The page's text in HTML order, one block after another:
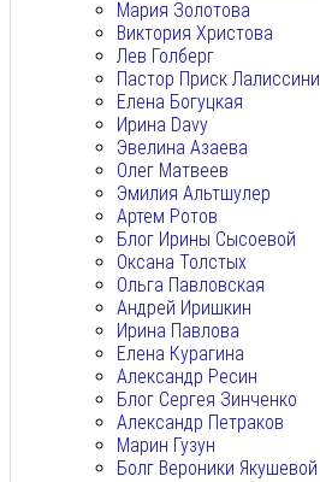
Мария Золотова
Виктория Христова
Лев Голберг
Пастор Приск Лалиссини
Елена Богуцкая
Ирина Davy
Эвелина Азаева
Олег Матвеев
Эмилия Альтшулер
Артем Ротов
Блог Ирины Сысоевой
Оксана Толстых
Ольга Павловская
Андрей Иришкин
Ирина Павлова
Елена Курагина
Александр Ресин
Блог Сергея Зинченко
Александр Петраков
Марин Гузун
Болг Вероники Якушевой